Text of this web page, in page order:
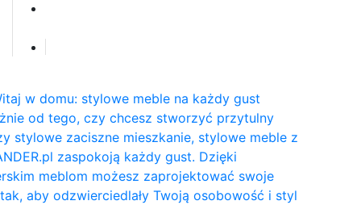
w domu: stylowe meble na każdy gust
od tego, czy chcesz stworzyć przytulny
stylowe zaciszne mieszkanie, stylowe meble z
zaspokoją każdy gust. Dzięki
meblom możesz zaprojektować swoje
aby odzwierciedlały Twoją osobowość i styl